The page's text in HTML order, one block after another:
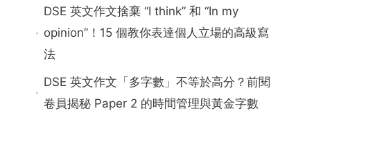
DSE 英文作文捨棄 “I think” 和 “In my
opinion”！15 個教你表達個人立場的高級寫
法
DSE 英文作文「多字數」不等於高分？前閱
卷員揭秘 Paper 2 的時間管理與黃金字數